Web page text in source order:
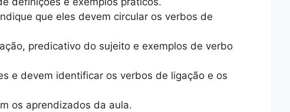
que eles devem circular os verbos de
predicativo do sujeito e exemplos de verbo
e devem identificar os verbos de ligação e os
os aprendizados da aula.